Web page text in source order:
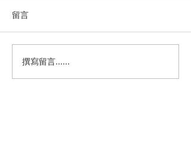
留言
撰寫留言......